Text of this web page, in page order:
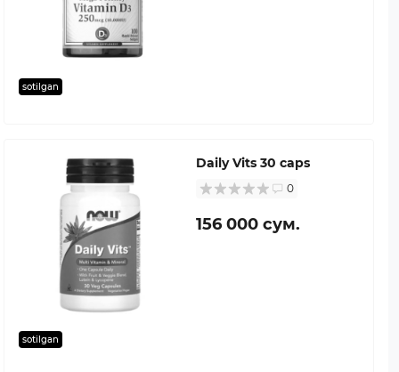
sotilgan
sotilgan
Daily Vits 30 caps
0
156 000 сум.